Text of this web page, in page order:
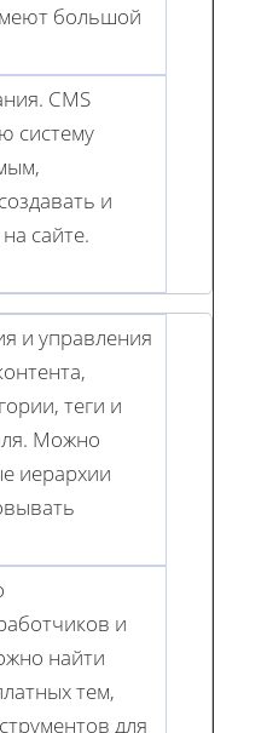
большой
CMS
систему
и
сайте.
и управления
теги и
Можно
иерархии
и
найти
тем,
для